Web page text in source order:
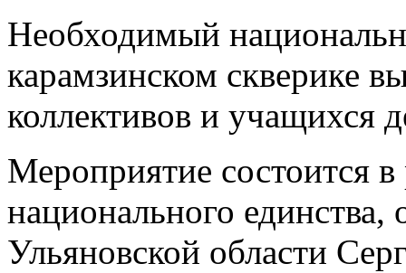
Необходимый
карамзинском скверике
коллективов и учащихся
Мероприятие состоится
национального единства,
Ульяновской области